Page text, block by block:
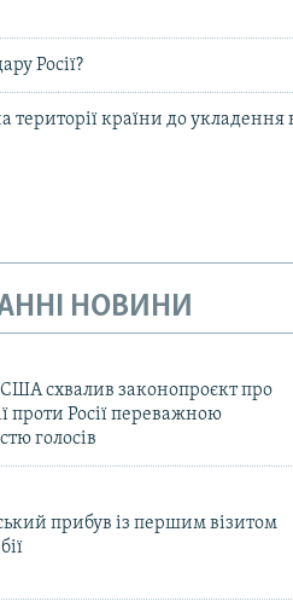
Росії?
країни до укладення
НОВИНИ
схвалив законопроєкт про
проти Росії переважною
голосів
прибув із першим візитом